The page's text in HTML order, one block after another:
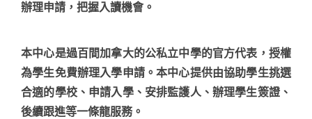
辦理申請，把握入讀機會。
本中心是過百間加拿大的公私立中學的官方代表，授權
為學生免費辦理入學申請。本中心提供由協助學生挑選
合適的學校、申請入學、安排監護人、辦理學生簽證、
後續跟進等一條龍服務。